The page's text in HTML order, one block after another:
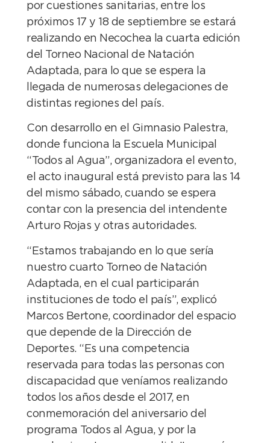
por cuestiones sanitarias, entre los
próximos 17 y 18 de septiembre se estará
realizando en Necochea la cuarta edición
del Torneo Nacional de Natación
Adaptada, para lo que se espera la
llegada de numerosas delegaciones de
distintas regiones del país.
Con desarrollo en el Gimnasio Palestra,
donde funciona la Escuela Municipal
“Todos al Agua”, organizadora el evento,
el acto inaugural está previsto para las 14
del mismo sábado, cuando se espera
contar con la presencia del intendente
Arturo Rojas y otras autoridades.
“Estamos trabajando en lo que sería
nuestro cuarto Torneo de Natación
Adaptada, en el cual participarán
instituciones de todo el país”, explicó
Marcos Bertone, coordinador del espacio
que depende de la Dirección de
Deportes. “Es una competencia
reservada para todas las personas con
discapacidad que veníamos realizando
todos los años desde el 2017, en
conmemoración del aniversario del
programa Todos al Agua, y por la